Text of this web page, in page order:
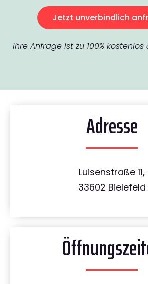
Jetzt unverbindlich
Ihre Anfrage ist zu 100%
Adresse
Luisenstraße 11,
33602 Bielefeld